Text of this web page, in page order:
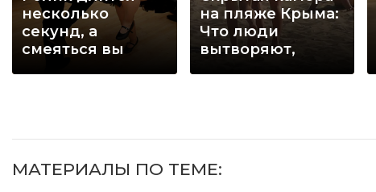
несколько
секунд, а
смеяться вы
на пляже Крыма:
Что люди
вытворяют,
МАТЕРИАЛЫ ПО ТЕМЕ: